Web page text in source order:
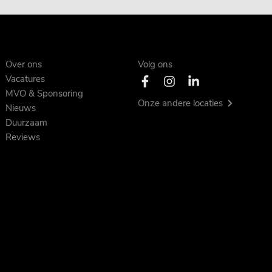
Over ons
Vacatures
MVO & Sponsoring
Nieuws
Duurzaam
Reviews
Volg ons
Onze andere locaties